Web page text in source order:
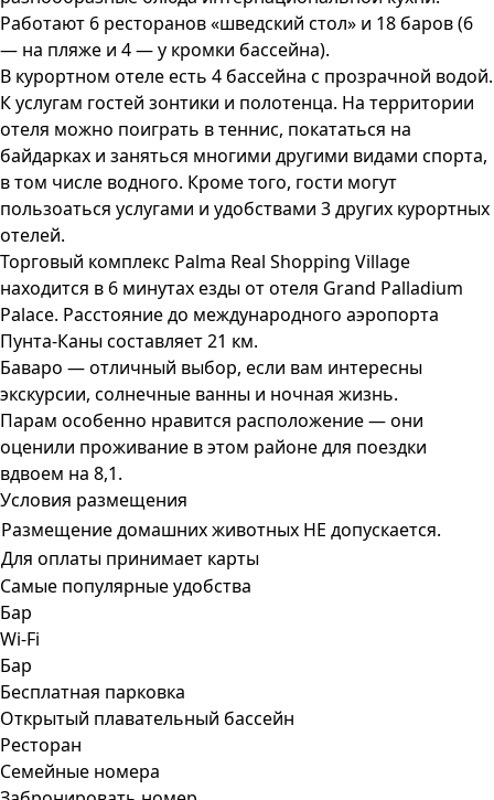
Работают 6 ресторанов «шведский стол» и 18 баров (6
— на пляже и 4 — у кромки бассейна).
В курортном отеле есть 4 бассейна с прозрачной водой.
К услугам гостей зонтики и полотенца. На территории
отеля можно поиграть в теннис, покататься на
байдарках и заняться многими другими видами спорта,
в том числе водного. Кроме того, гости могут
пользоаться услугами и удобствами 3 других курортных
отелей.
Торговый комплекс Palma Real Shopping Village
находится в 6 минутах езды от отеля Grand Palladium
Palace. Расстояние до международного аэропорта
Пунта-Каны составляет 21 км.
Баваро — отличный выбор, если вам интересны
экскурсии, солнечные ванны и ночная жизнь.
Парам особенно нравится расположение — они
оценили проживание в этом районе для поездки
вдвоем на 8,1.
Условия размещения
Размещение домашних животных НЕ допускается.
Для оплаты принимает карты
Самые популярные удобства
Бар
Wi-Fi
Бар
Бесплатная парковка
Открытый плавательный бассейн
Ресторан
Семейные номера